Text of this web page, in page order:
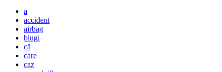
a
accident
airbag
blugi
că
care
caz